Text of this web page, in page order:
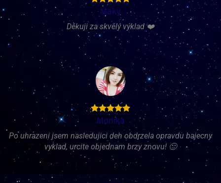
Maky
Děkuji za skvělý výklad ❤️
Monika
Po uhrazeni jsem nasledujici den obdrzela opravdu bajecny
vyklad, urcite objednam brzy znovu! 🙂